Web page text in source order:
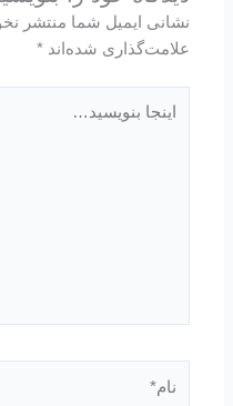
نشانی ایمیل شما منتشر
علامت‌گذاری شده‌اند*
بنویسید…